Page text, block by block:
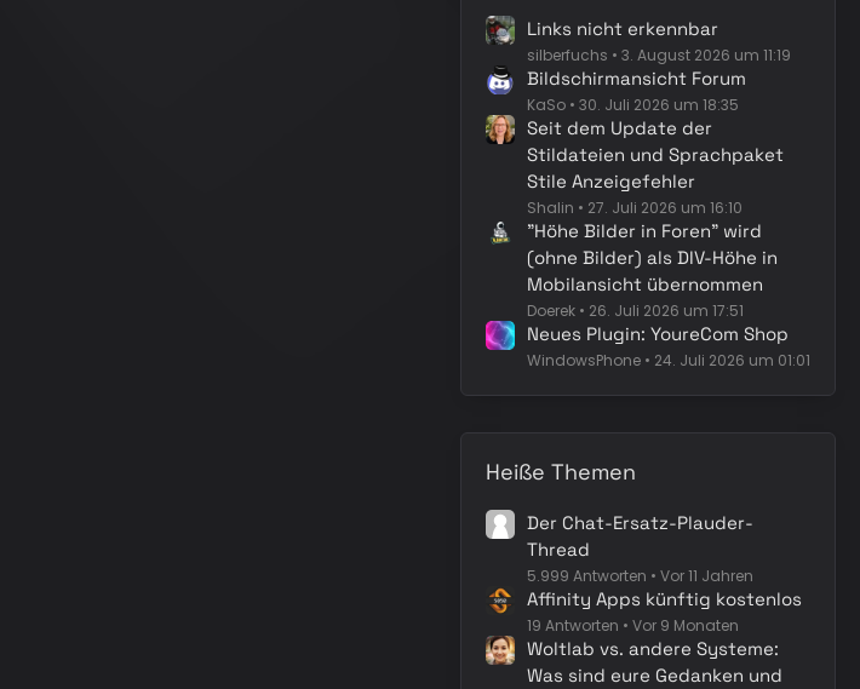
Links nicht erkennbar
silberfuchs 3. August 2026 um 11:19
Bildschirmansicht Forum
KaSo 30. Juli 2026 um 18:35
Seit dem Update der
Stildateien und Sprachpaket
Stile Anzeigefehler
Shalin 27. Juli 2026 um 16:10
"Höhe Bilder in Foren" wird
(ohne Bilder) als DIV-Höhe in
Mobilansicht übernommen
Doerek 26. Juli 2026 um 17:51
Neues Plugin: YoureCom Shop
WindowsPhone 24. Juli 2026 um 01:01
Heiße Themen
Der Chat-Ersatz-Plauder-
Thread
5.999 Antworten Vor 11 Jahren
Affinity Apps künftig kostenlos
19 Antworten Vor 9 Monaten
Woltlab vs. andere Systeme:
Was sind eure Gedanken und